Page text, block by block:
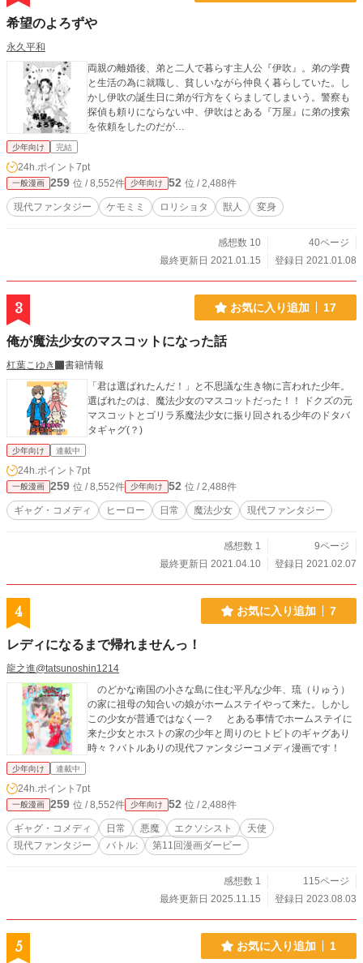
希望のよろずや
永久平和
両親の離婚後、弟と二人で暮らす主人公『伊吹』。弟の学費
と生活の為に就職し、貧しいながら仲良く暮らしていた。し
かし伊吹の誕生日に弟が行方をくらましてしまいう。警察も
探偵も頼りにならない中、伊吹はとある『万屋』に弟の捜索
を依頼をしたのだが…
少年向け 完結
24h.ポイント 7pt
一般漫画 259 位 / 8,552件 少年向け 52 位 / 2,488件
現代ファンタジー ケモミミ ロリショタ 獣人 変身
感想数 10
40ページ
最終更新日 2021.01.15
登録日 2021.01.08
3 お気に入り追加 17
俺が魔法少女のマスコットになった話
杠葉こゆき
書籍情報
「君は選ばれたんだ！」と不思議な生き物に言われた少年。
選ばれたのは、魔法少女のマスコットだった！！ ドクズの元
マスコットとゴリラ系魔法少女に振り回される少年のドタバ
タギャグ(？)
少年向け 連載中
24h.ポイント 7pt
一般漫画 259 位 / 8,552件 少年向け 52 位 / 2,488件
ギャグ・コメディ ヒーロー 日常 魔法少女 現代ファンタジー
感想数 1
9ページ
最終更新日 2021.04.10
登録日 2021.02.07
4 お気に入り追加 7
レディになるまで帰れませんっ！
龍之進@tatsunoshin1214
のどかな南国の小さな島に住む平凡な少年、琉（りゅう）
の家に祖母の知合いの娘がホームステイやって来た。しかし
この少女が普通ではなく—？ とある事情でホームステイに
来た少女とホストの家の少年と周りのヒトビトのギャグあり
時々？バトルありの現代ファンタジーコメディ漫画です！
少年向け 連載中
24h.ポイント 7pt
一般漫画 259 位 / 8,552件 少年向け 52 位 / 2,488件
ギャグ・コメディ 日常 悪魔 エクソシスト
天使
現代ファンタジー
バトル: 第11回漫画ダービー
感想数 1
115ページ
最終更新日 2025.11.15
登録日 2023.08.03
5 お気に入り追加 1